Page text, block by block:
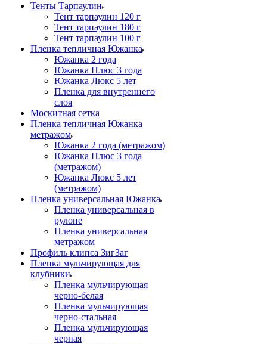
Тенты Тарпаулин
Тент тарпаулин 120 г
Тент тарпаулин 180 г
Тент тарпаулин 100 г
Пленка тепличная Южанка
Южанка 2 года
Южанка Плюс 3 года
Южанка Люкс 5 лет
Пленка для внутреннего
слоя
Москитная сетка
Пленка тепличная Южанка
метражом
Южанка 2 года (метражом)
Южанка Плюс 3 года
(метражом)
Южанка Люкс 5 лет
(метражом)
Пленка универсальная Южанка
Пленка универсальная в
рулоне
Пленка универсальная
метражом
Профиль клипса ЗигЗаг
Пленка мульчирующая для
клубники
Пленка мульчирующая
черно-белая
Пленка мульчирующая
черно-стальная
Пленка мульчирующая
черная